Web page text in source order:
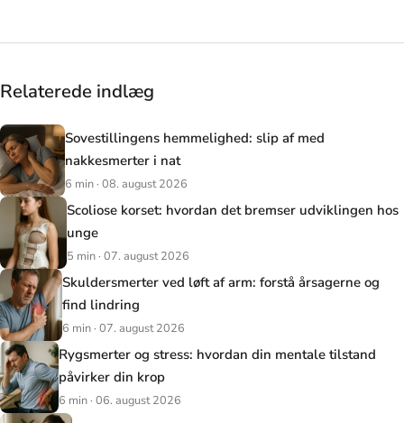
Relaterede indlæg
Sovestillingens hemmelighed: slip af med
nakkesmerter i nat
6 min · 08. august 2026
Scoliose korset: hvordan det bremser udviklingen hos
unge
5 min · 07. august 2026
Skuldersmerter ved løft af arm: forstå årsagerne og
find lindring
6 min · 07. august 2026
Rygsmerter og stress: hvordan din mentale tilstand
påvirker din krop
6 min · 06. august 2026